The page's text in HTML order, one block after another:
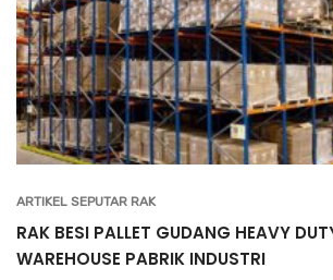
ARTIKEL SEPUTAR RAK
RAK BESI PALLET GUDANG HEAVY
WAREHOUSE PABRIK INDUSTRI